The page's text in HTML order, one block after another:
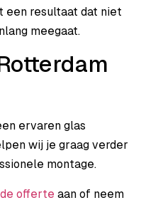
een resultaat dat niet
meegaat.
ervaren glas
wij je graag verder
montage.
offerte aan of neem